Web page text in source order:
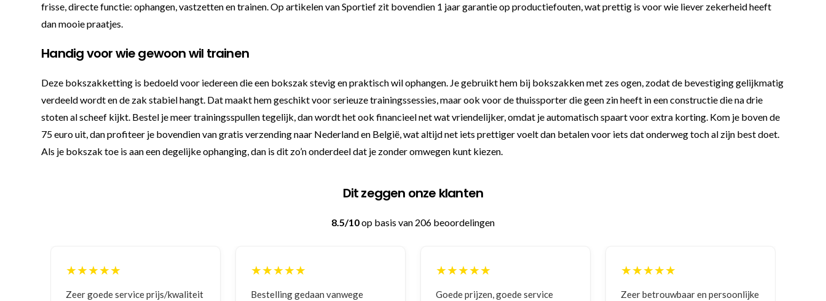
frisse, directe functie: ophangen, vastzetten en trainen. Op artikelen van Sportief zit bovendien 1 jaar garantie op productiefouten, wat prettig is voor wie liever zekerheid heeft
dan mooie praatjes.
Handig voor wie gewoon wil trainen
Deze bokszakketting is bedoeld voor iedereen die een bokszak stevig en praktisch wil ophangen. Je gebruikt hem bij bokszakken met zes ogen, zodat de bevestiging gelijkmatig
verdeeld wordt en de zak stabiel hangt. Dat maakt hem geschikt voor serieuze trainingssessies, maar ook voor de thuissporter die geen zin heeft in een constructie die na drie
stoten al scheef kijkt. Bestel je meer trainingsspullen tegelijk, dan wordt het ook financieel net wat vriendelijker, omdat je automatisch spaart voor extra korting. Kom je boven de
75 euro uit, dan profiteer je bovendien van gratis verzending naar Nederland en België, wat altijd net iets prettiger voelt dan betalen voor iets dat onderweg toch al zijn best doet.
Als je bokszak toe is aan een degelijke ophanging, dan is dit zo’n onderdeel dat je zonder omwegen kunt kiezen.
Dit zeggen onze klanten
8.5/10op basis van 206 beoordelingen
★★★★★
Zeer goede service prijs/kwaliteit
★★★★★
Bestelling gedaan vanwege
★★★★★
Goede prijzen, goede service
★★★★★
Zeer betrouwbaar en persoonlijke